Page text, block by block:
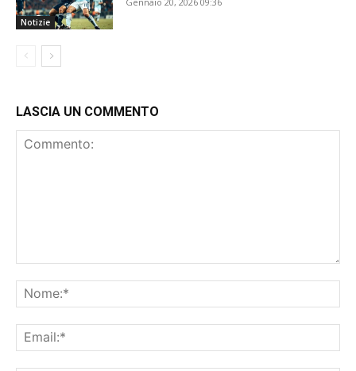
Notizie
LASCIA UN COMMENTO